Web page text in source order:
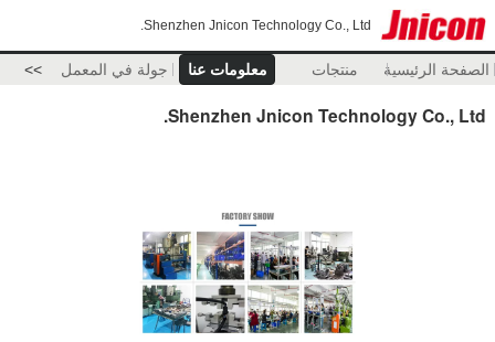
Shenzhen Jnicon Technology Co., Ltd.
الصفحة الرئيسية منتجات معلومات عنا جولة في المعمل >>
Shenzhen Jnicon Technology Co., Ltd.